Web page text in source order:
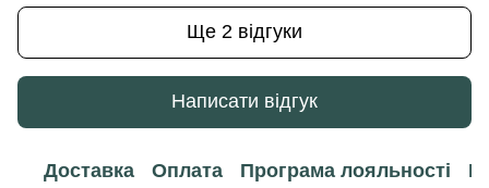
Ще 2 відгуки
Написати відгук
Доставка Оплата Програма лояльності